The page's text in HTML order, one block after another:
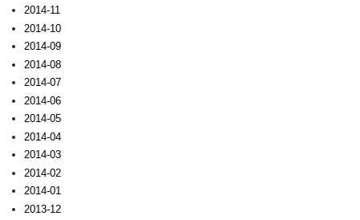
2014-11
2014-10
2014-09
2014-08
2014-07
2014-06
2014-05
2014-04
2014-03
2014-02
2014-01
2013-12